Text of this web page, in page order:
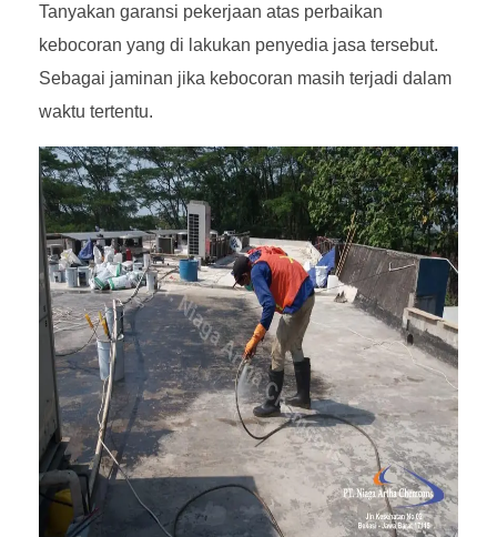
Tanyakan garansi pekerjaan atas perbaikan
kebocoran yang di lakukan penyedia jasa tersebut.
Sebagai jaminan jika kebocoran masih terjadi dalam
waktu tertentu.